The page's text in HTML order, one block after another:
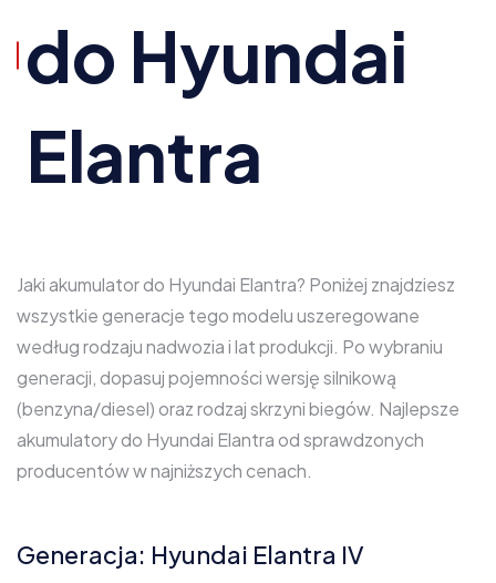
do Hyundai
Elantra
Jaki akumulator do Hyundai Elantra? Poniżej znajdziesz
wszystkie generacje tego modelu uszeregowane
według rodzaju nadwozia i lat produkcji. Po wybraniu
generacji, dopasuj pojemności wersję silnikową
(benzyna/diesel) oraz rodzaj skrzyni biegów. Najlepsze
akumulatory do Hyundai Elantra od sprawdzonych
producentów w najniższych cenach.
Generacja: Hyundai Elantra IV